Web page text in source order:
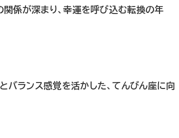
係が深まり、幸運を呼び込む転換の年
バランス感覚を活かした、てんびん座に向